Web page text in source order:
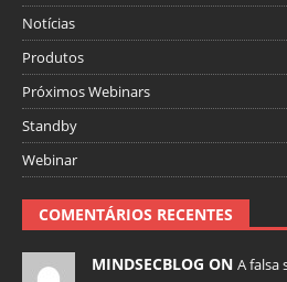
Notícias
Produtos
Próximos Webinars
Standby
Webinar
COMENTÁRIOS RECENTES
MINDSECBLOG ON A falsa